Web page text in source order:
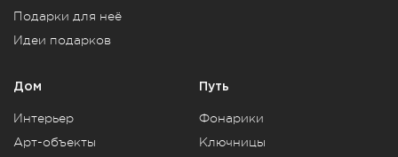
Подарки для неё
Идеи подарков
Дом
Интерьер
Арт-объекты
Путь
Фонарики
Ключницы